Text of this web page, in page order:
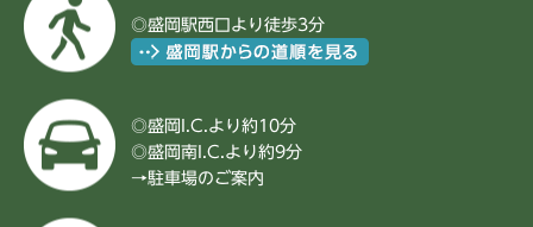
◎盛岡駅西口より徒歩3分
◎盛岡I.C.より約10分
◎盛岡南I.C.より約9分
→駐車場のご案内